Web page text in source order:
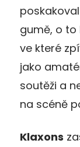
gumě, o to
ve které
jako
soutěži a
na scéně
Klaxons